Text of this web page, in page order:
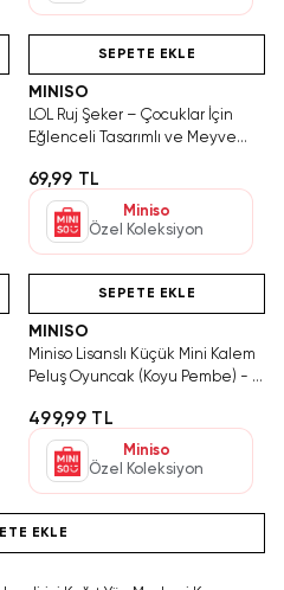
SEPETE EKLE
MINISO
LOL Ruj Şeker – Çocuklar İçin
Eğlenceli Tasarımlı ve Meyve
69,99 TL
Miniso
Özel Koleksiyon
SEPETE EKLE
MINISO
Miniso Lisanslı Küçük Mini Kalem
Peluş Oyuncak (Koyu Pembe) - 17
499,99 TL
Miniso
Özel Koleksiyon
EKLE